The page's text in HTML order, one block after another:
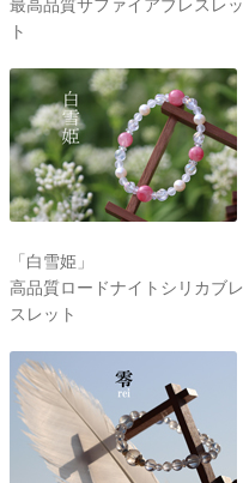
最高品質サファイアブレスレッ
ト
「白雪姫」
高品質ロードナイトシリカブレ
スレット